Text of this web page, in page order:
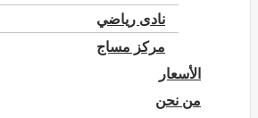
نادى رياضي
مركز مساج
الأسعار
من نحن